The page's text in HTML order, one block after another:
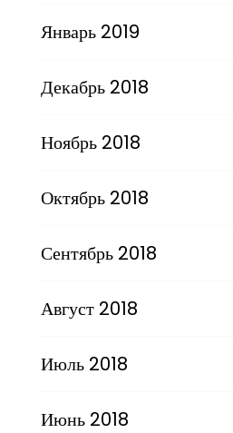
Январь 2019
Декабрь 2018
Ноябрь 2018
Октябрь 2018
Сентябрь 2018
Август 2018
Июль 2018
Июнь 2018